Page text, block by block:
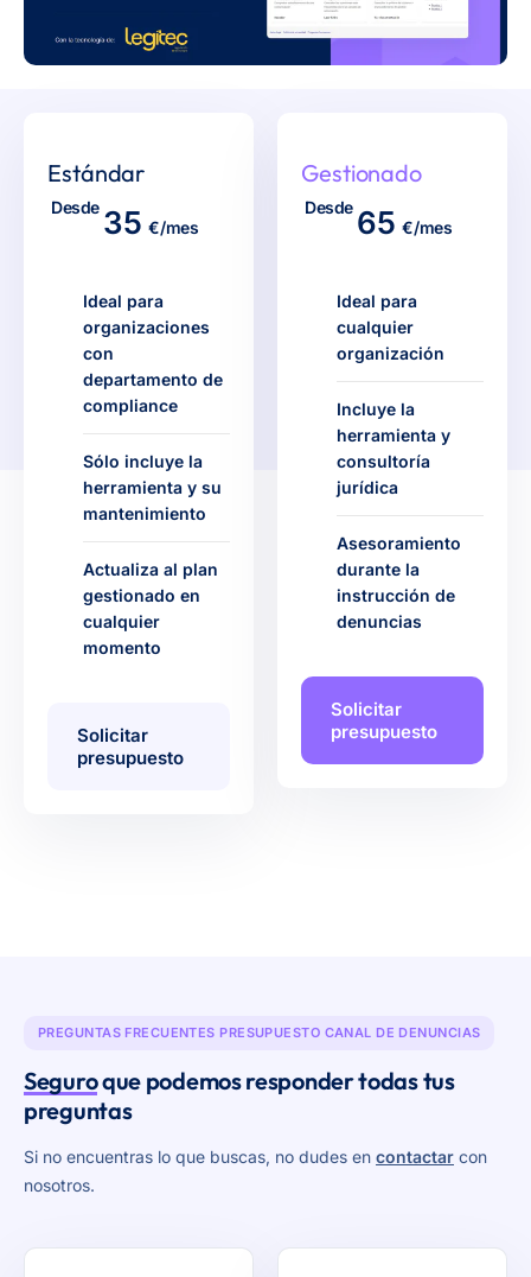
Estándar
Desde 35 €/mes
Ideal para
organizaciones
con
departamento de
compliance
Sólo incluye la
herramienta y su
mantenimiento
Actualiza al plan
gestionado en
cualquier
momento
Solicitar
presupuesto
Gestionado
Desde 65 €/mes
Ideal para
cualquier
organización
Incluye la
herramienta y
consultoría
jurídica
Asesoramiento
durante la
instrucción de
denuncias
Solicitar
presupuesto
PREGUNTAS FRECUENTES PRESUPUESTO CANAL DE DENUNCIAS
Seguroque podemos responder todas tus
preguntas
Si no encuentras lo que buscas, no dudes en contactar con
nosotros.